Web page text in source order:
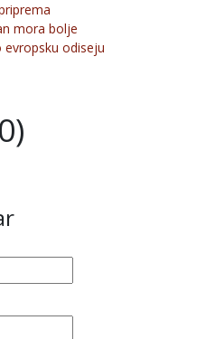
mora bolje
evropsku odiseju